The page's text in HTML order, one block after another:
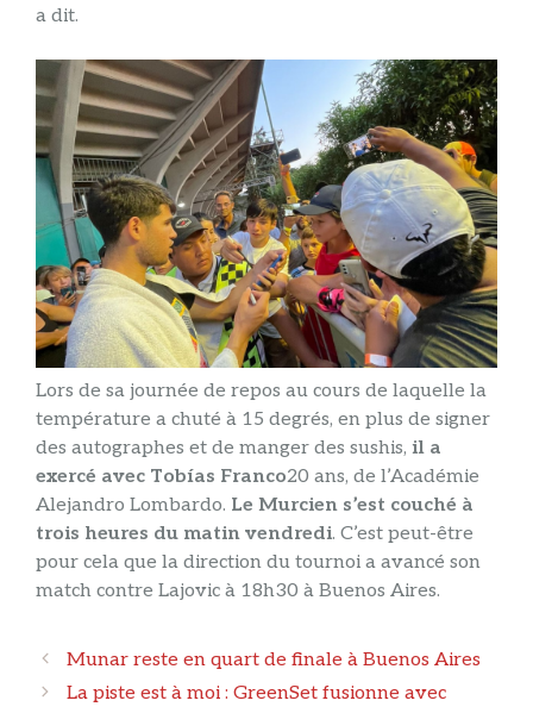
a dit.
Lors de sa journée de repos au cours de laquelle la
température a chuté à 15 degrés, en plus de signer
des autographes et de manger des sushis, il a
exercé avec Tobías Franco20 ans, de l’Académie
Alejandro Lombardo. Le Murcien s’est couché à
trois heures du matin vendredi. C’est peut-être
pour cela que la direction du tournoi a avancé son
match contre Lajovic à 18h30 à Buenos Aires.
Navigation
des
Munar reste en quart de finale à Buenos Aires
La piste est à moi : GreenSet fusionne avec